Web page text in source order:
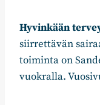
Hyvinkään
siirrettävän
toiminta on
vuokralla.